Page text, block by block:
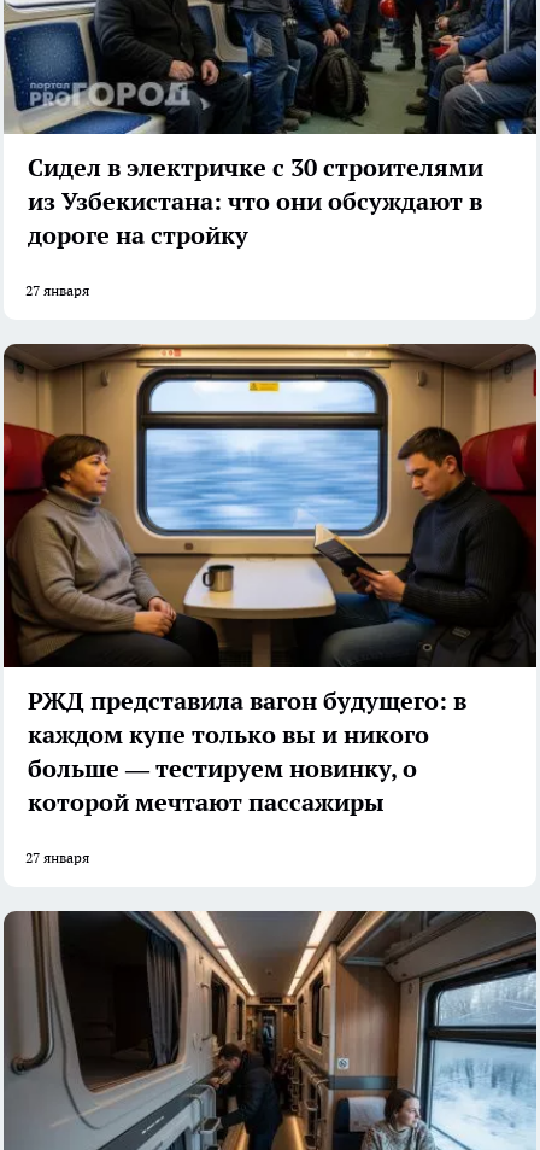
Сидел в электричке с 30 строителями
из Узбекистана: что они обсуждают в
дороге на стройку
27 января
РЖД представила вагон будущего: в
каждом купе только вы и никого
больше — тестируем новинку, о
которой мечтают пассажиры
27 января